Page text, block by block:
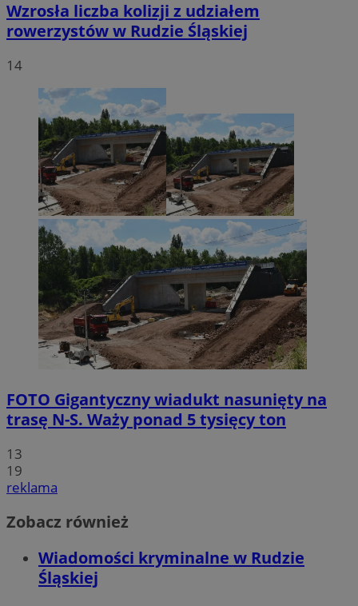
Wzrosła liczba kolizji z udziałem
rowerzystów w Rudzie Śląskiej
14
FOTO Gigantyczny wiadukt nasunięty na
trasę N-S. Waży ponad 5 tysięcy ton
13
19
reklama
Zobacz również
Wiadomości kryminalne w Rudzie
Śląskiej